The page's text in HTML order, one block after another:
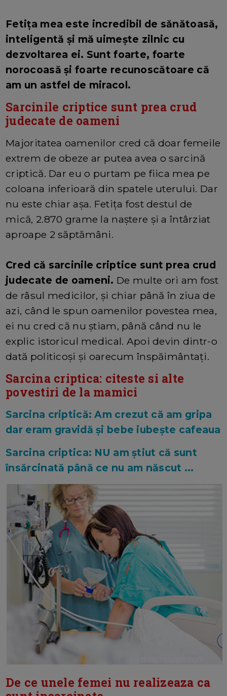
Fetița mea este incredibil de sănătoasă,
inteligentă și mă uimește zilnic cu
dezvoltarea ei. Sunt foarte, foarte
norocoasă și foarte recunoscătoare că
am un astfel de miracol.
Sarcinile criptice sunt prea crud
judecate de oameni
Majoritatea oamenilor cred că doar femeile
extrem de obeze ar putea avea o sarcină
criptică. Dar eu o purtam pe fiica mea pe
coloana inferioară din spatele uterului. Dar
nu este chiar așa. Fetița fost destul de
mică, 2.870 grame la naștere și a întârziat
aproape 2 săptămâni.
Cred că sarcinile criptice sunt prea crud
judecate de oameni. De multe ori am fost
de râsul medicilor, și chiar până în ziua de
azi, când le spun oamenilor povestea mea,
ei nu cred că nu știam, până când nu le
explic istoricul medical. Apoi devin dintr-o
dată politicoși și oarecum înspăimântați.
Sarcina criptica: citeste si alte
povestiri de la mamici
Sarcina criptică: Am crezut că am gripa
dar eram gravidă și bebe iubește cafeaua
Sarcina criptica: NU am știut că sunt
însărcinată până ce nu am născut ...
De ce unele femei nu realizeaza ca